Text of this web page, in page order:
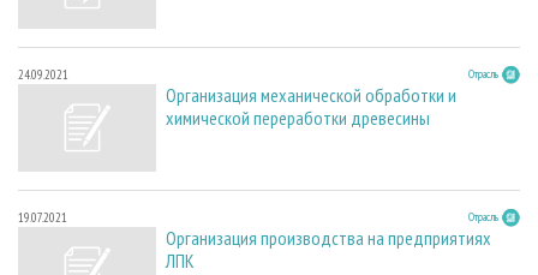
24.09.2021 Отрасль
Организация механической обработки и
химической переработки древесины
19.07.2021 Отрасль
Организация производства на предприятиях
ЛПК